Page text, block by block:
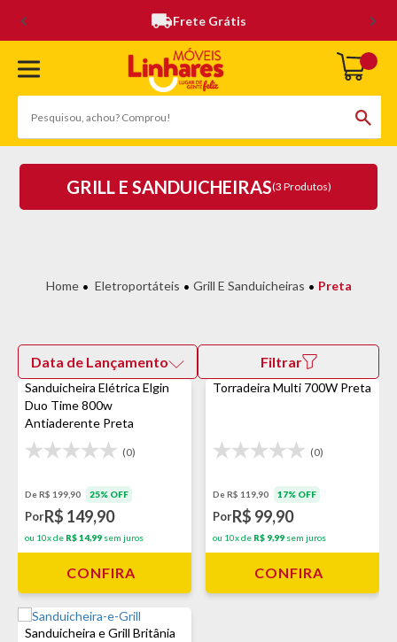
Frete Grátis
GRILL E SANDUICHEIRAS(3 Produtos)
Eletroportáteis Grill E Sanduicheiras Preta
Data de Lançamento Filtrar
Sanduicheira Elétrica Elgin
Duo Time 800w
Antiaderente Preta
(0)
De R$ 199,90 25% OFF
PorR$ 149,90
ou 10x de R$ 14,99 sem juros
CONFIRA
Torradeira Multi 700W Preta
(0)
De R$ 119,90 17% OFF
PorR$ 99,90
ou 10x de R$ 9,99 sem juros
CONFIRA
Sanduicheira e Grill Britânia